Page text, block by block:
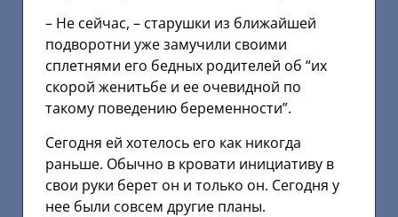
– Не сейчас, – старушки из ближайшей
подворотни уже замучили своими
сплетнями его бедных родителей об “их
скорой женитьбе и ее очевидной по
такому поведению беременности”.
Сегодня ей хотелось его как никогда
раньше. Обычно в кровати инициативу в
свои руки берет он и только он. Сегодня у
нее были совсем другие планы.